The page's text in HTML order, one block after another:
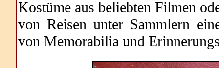
Kostüme aus beliebten Filmen
von Reisen unter Sammlern
von Memorabilia und